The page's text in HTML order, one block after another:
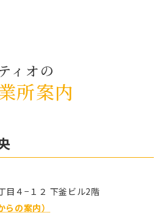
ィオの
所案内
⽬４−１２ 下釜ビル2階
の案内）